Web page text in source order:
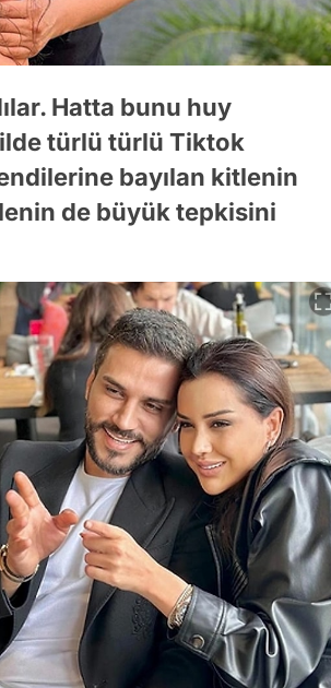
Hatta bunu huy
türlü türlü Tiktok
bayılan kitlenin
de büyük tepkisini